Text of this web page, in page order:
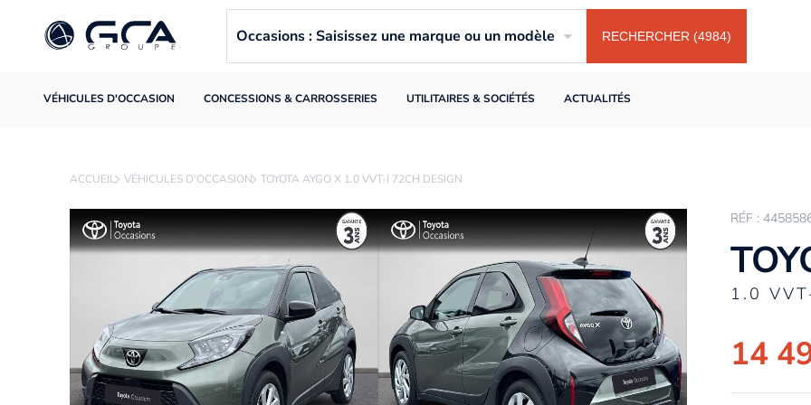
VÉHICULES D'OCCASION CONCESSIONS & CARROSSERIES UTILITAIRES & SOCIÉTÉS ACTUALITÉS
Occasions : Saisissez une marque ou un modèle RECHERCHER (4984)
ACCUEIL VÉHICULES D'OCCASION TOYOTA AYGO X 1.0 VVT-I 72CH DESIGN
RÉF :
1.0
14